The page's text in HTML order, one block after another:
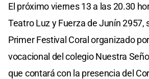
El próximo viernes 13 a las 20.30
Teatro Luz y Fuerza de Junín 2957,
Primer Festival Coral organizado
vocacional del colegio Nuestra
que contará con la presencia del